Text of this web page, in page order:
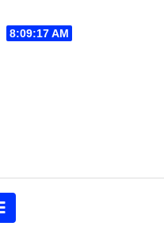
8:09:18 AM